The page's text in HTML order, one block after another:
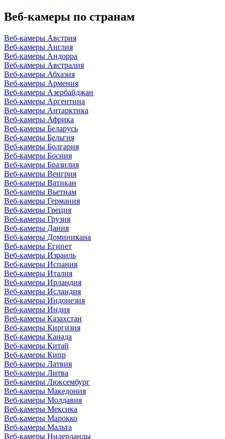
Веб-камеры по странам
Веб-камеры Австрия
Веб-камеры Англия
Веб-камеры Андорра
Веб-камеры Австралия
Веб-камеры Абхазия
Веб-камеры Армения
Веб-камеры Азербайджан
Веб-камеры Аргентина
Веб-камеры Антарктика
Веб-камеры Африка
Веб-камеры Беларусь
Веб-камеры Бельгия
Веб-камеры Болгария
Веб-камеры Босния
Веб-камеры Бразилия
Веб-камеры Венгрия
Веб-камеры Ватикан
Веб-камеры Вьетнам
Веб-камеры Германия
Веб-камеры Греция
Веб-камеры Грузия
Веб-камеры Дания
Веб-камеры Доминикана
Веб-камеры Египет
Веб-камеры Израиль
Веб-камеры Испания
Веб-камеры Италия
Веб-камеры Ирландия
Веб-камеры Исландия
Веб-камеры Индонезия
Веб-камеры Индия
Веб-камеры Казахстан
Веб-камеры Киргизия
Веб-камеры Канада
Веб-камеры Китай
Веб-камеры Кипр
Веб-камеры Латвия
Веб-камеры Литва
Веб-камеры Люксембург
Веб-камеры Македония
Веб-камеры Молдавия
Веб-камеры Мексика
Веб-камеры Марокко
Веб-камеры Мальта
Веб-камеры Нидерланды